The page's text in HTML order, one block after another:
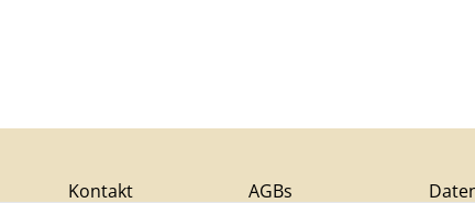
Kontakt AGBs